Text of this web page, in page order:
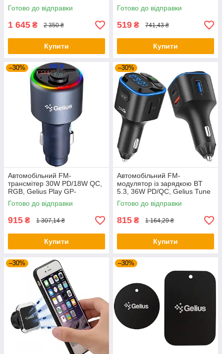
Планетарний редукторний
ключ для коліс
Готово до відправки
1 645 ₴ 2 350 ₴
Купити
розбирання салону авто
Готово до відправки
519 ₴ 741,43 ₴
Купити
–30%
Автомобільний FM-
трансмітер 30W PD/18W QC,
RGB, Gelius Play GP-
FMT050s / FM трансмітер /
ФМ-модулятор
Готово до відправки
915 ₴ 1 307,14 ₴
Купити
–30%
Автомобільний FM-
модулятор із зарядкою BT
5.3, 36W PD/QC, Gelius Tune
GP-FMT051 / FM трансмітер /
ФМ-модулятор
Готово до відправки
815 ₴ 1 164,29 ₴
Купити
–30% –30%